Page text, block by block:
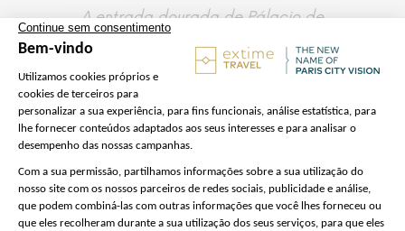
A entrada dourada de Pálacio de
Versalhes
Nota:
Para descarregar a aplicação que
lhe dá acesso ao comentário áudio,
utilize o código QR fornecido pela
nossa equipa.
Sapatos sem salto agulha
altamente recomendados